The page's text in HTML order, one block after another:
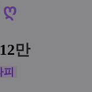
ღ
12만